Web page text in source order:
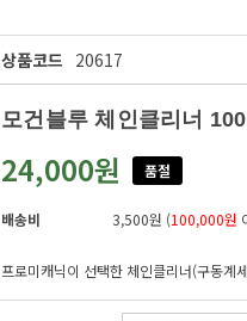
상품코드 20617
모건블루 체인클리너
24,000원 품절
배송비 3,500원 (100,000원
프로미캐닉이 선택한 체인클리너(구동계